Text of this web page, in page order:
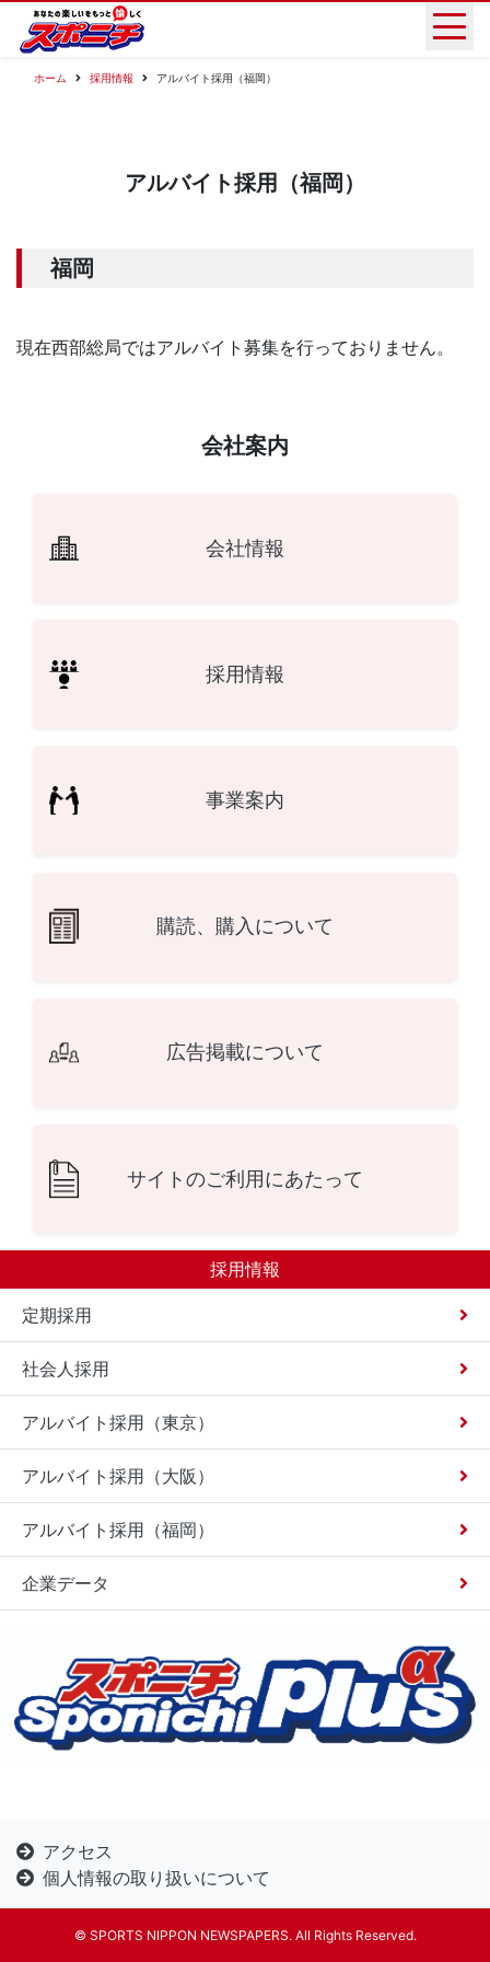
ホーム 採用情報 アルバイト採用（福岡）
採用情報
定期採用
社会人採用
アルバイト採用（東京）
アルバイト採用（大阪）
アルバイト採用（福岡）
企業データ
アルバイト採用（福岡）
福岡
現在西部総局ではアルバイト募集を行っておりません。
会社案内
会社情報
採用情報
事業案内
購読、購入について
広告掲載について
サイトのご利用にあたって
アクセス
個人情報の取り扱いについて
©︎ SPORTS NIPPON NEWSPAPERS. All Rights Reserved.